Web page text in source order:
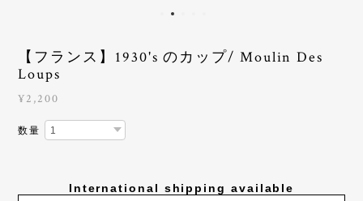
【フランス】1930's のカップ/ Moulin Des
Loups
¥2,200
数量
International shipping available